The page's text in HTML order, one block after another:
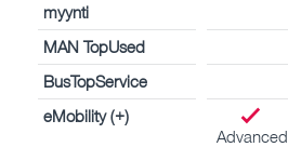
myynti
MAN TopUsed
BusTopService
eMobility (+)
Advanced